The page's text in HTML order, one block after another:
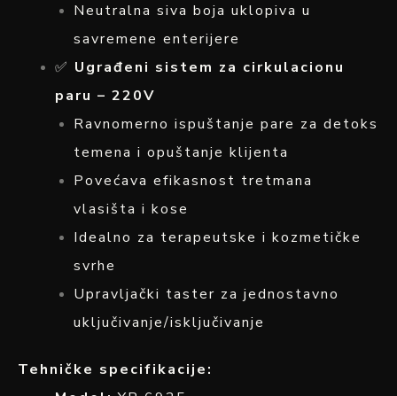
Neutralna siva boja uklopiva u
savremene enterijere
✅ Ugrađeni sistem za cirkulacionu
paru – 220V
Ravnomerno ispuštanje pare za detoks
temena i opuštanje klijenta
Povećava efikasnost tretmana
vlasišta i kose
Idealno za terapeutske i kozmetičke
svrhe
Upravljački taster za jednostavno
uključivanje/isključivanje
Tehničke specifikacije: